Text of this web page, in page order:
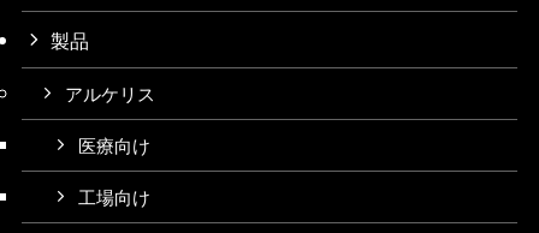
製品
アルケリス
医療向け
工場向け